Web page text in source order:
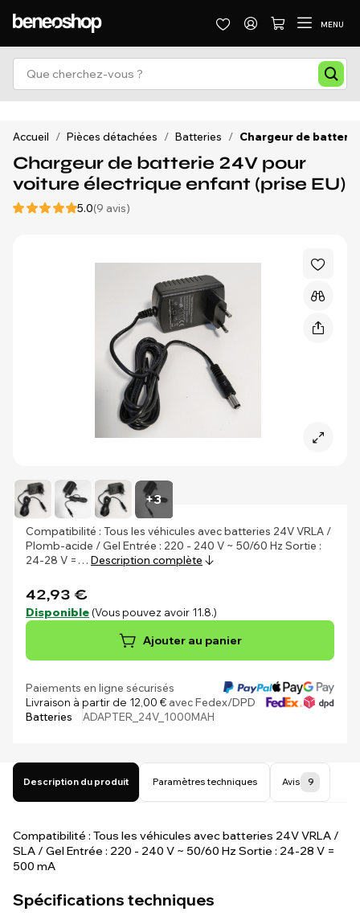
MENU
Accueil / Pièces détachées / Batteries / Chargeur de
Chargeur de batterie 24V pour
voiture électrique enfant (prise EU)
5.0(9 avis)
+3
Compatibilité : Tous les véhicules avec batteries 24V VRLA /
Plomb-acide / Gel Entrée : 220 - 240 V ~ 50/60 Hz Sortie :
24-28 V =… Description complète
42,93 €
Disponible (Vous pouvez avoir 11.8.)
Ajouter au panier
Paiements en ligne sécurisés
Livraison à partir de 12,00 €avec Fedex/DPD
Batteries
ADAPTER_24V_1000MAH
Description du produit Paramètres techniques Avis 9
Compatibilité : Tous les véhicules avec batteries 24V VRLA /
SLA / Gel Entrée : 220 - 240 V ~ 50/60 Hz Sortie : 24-28 V =
500 mA
Spécifications techniques